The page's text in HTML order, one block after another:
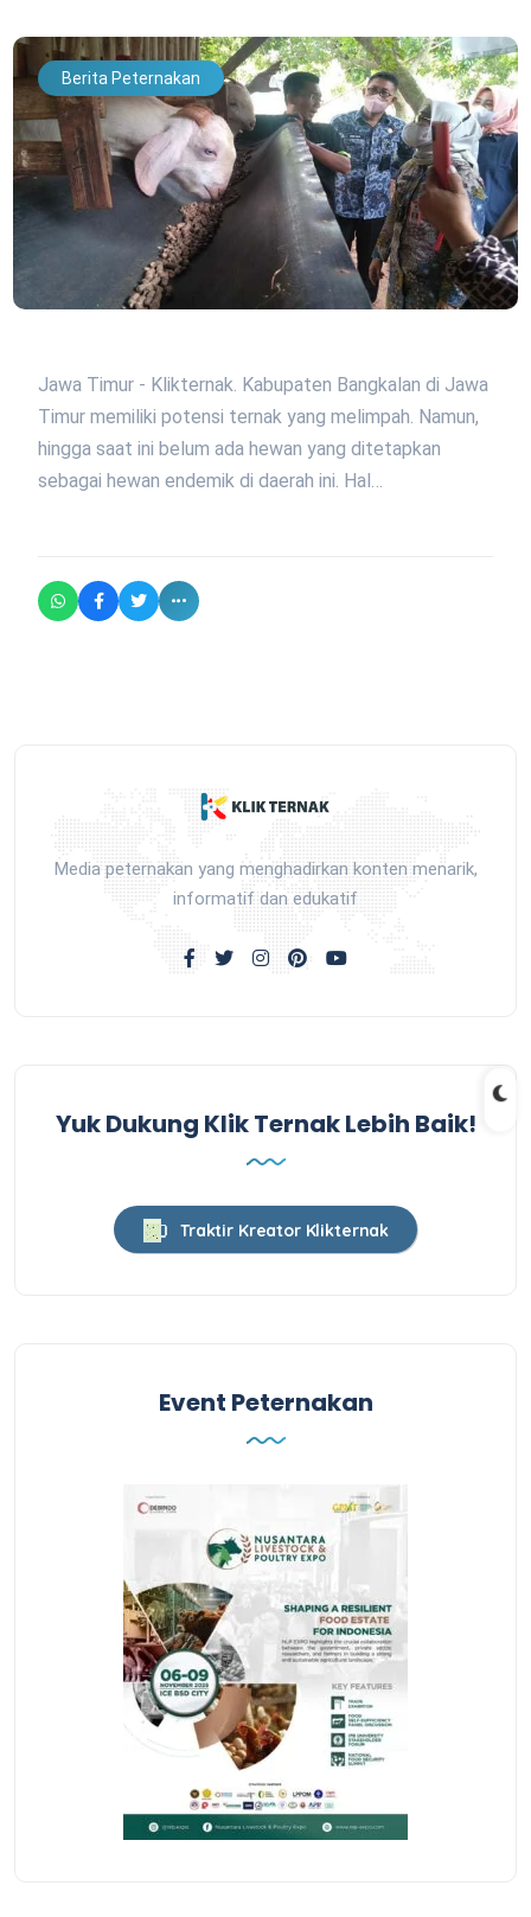
Berita Peternakan
Jawa Timur - Klikternak. Kabupaten Bangkalan di Jawa
Timur memiliki potensi ternak yang melimpah. Namun,
hingga saat ini belum ada hewan yang ditetapkan
sebagai hewan endemik di daerah ini. Hal…
Media peternakan yang menghadirkan konten menarik,
informatif dan edukatif
Yuk Dukung Klik Ternak Lebih Baik!
Traktir Kreator Klikternak
Event Peternakan